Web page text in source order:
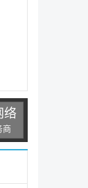
络
商